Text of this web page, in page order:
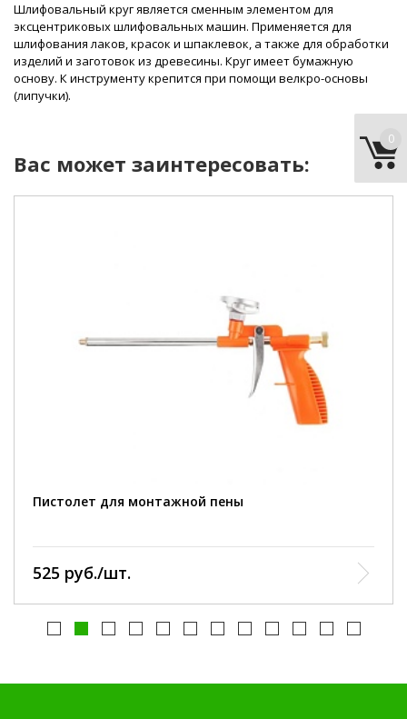
Шлифовальный круг является сменным элементом для
эксцентриковых шлифовальных машин. Применяется для
шлифования лаков, красок и шпаклевок, а также для обработки
изделий и заготовок из древесины. Круг имеет бумажную
основу. К инструменту крепится при помощи велкро-основы
(липучки).
Вас может заинтересовать:
Пистолет для монтажной пены
525 руб./шт.
0